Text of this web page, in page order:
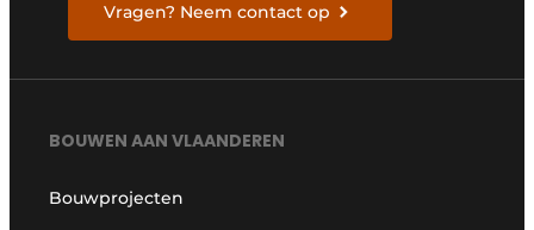
Vragen? Neem contact op
BOUWEN AAN VLAANDEREN
Bouwprojecten